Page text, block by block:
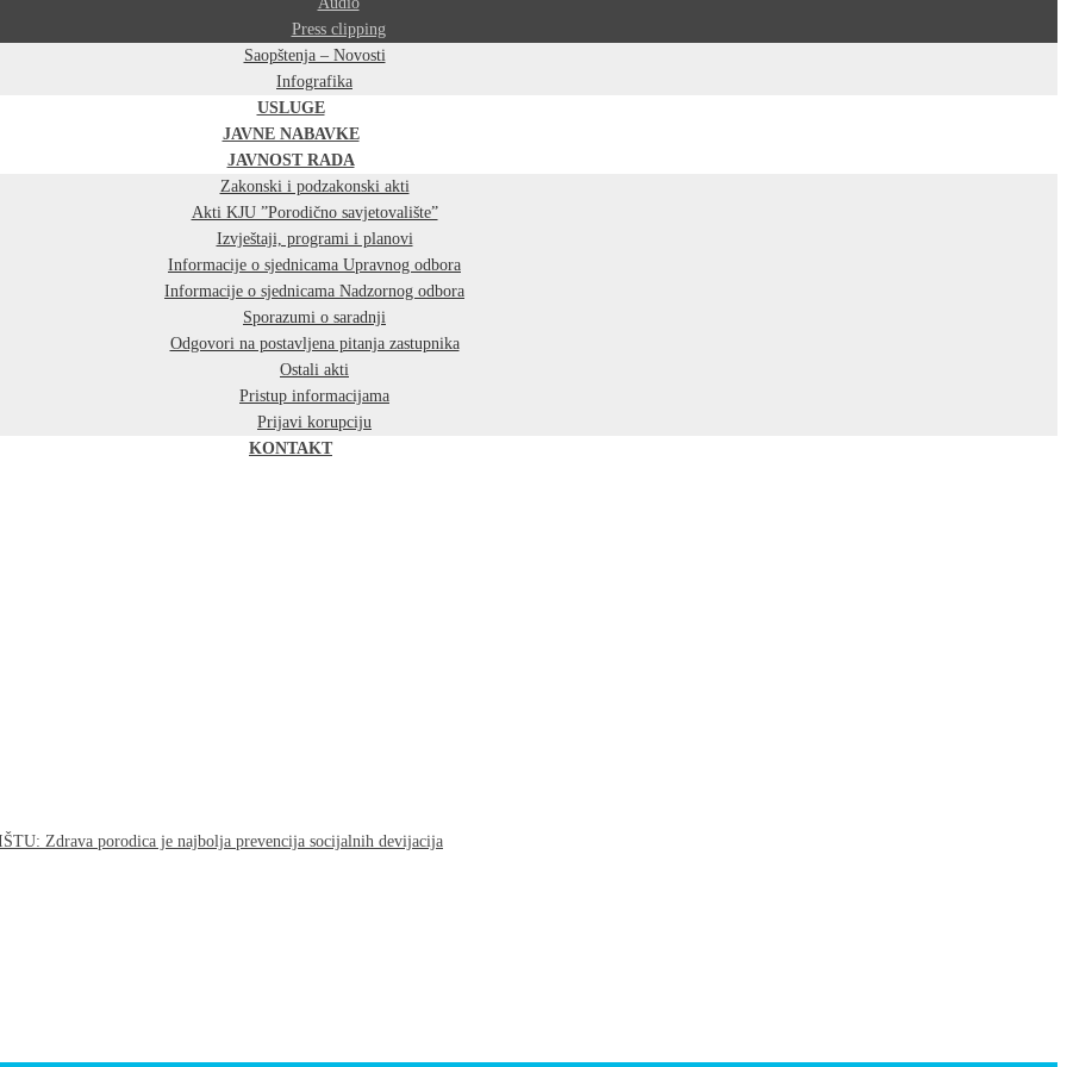
Press clipping
Saopštenja – Novosti
Infografika
USLUGE
JAVNE NABAVKE
JAVNOST RADA
Zakonski i podzakonski akti
Akti KJU ”Porodično savjetovalište”
Izvještaji, programi i planovi
Informacije o sjednicama Upravnog odbora
Informacije o sjednicama Nadzornog odbora
Sporazumi o saradnji
Odgovori na postavljena pitanja zastupnika
Ostali akti
Pristup informacijama
Prijavi korupciju
KONTAKT
Zdrava porodica je najbolja prevencija socijalnih devijacija